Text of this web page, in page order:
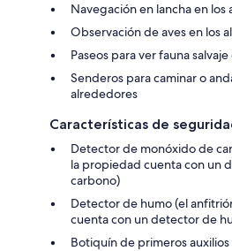
Navegación en lancha en los
Observación de aves en los
Paseos para ver fauna
Senderos para caminar o
alrededores
Características de
Detector de monóxido de
la propiedad cuenta con un
carbono)
Detector de humo (el
cuenta con un detector de
Botiquín de primeros auxilios